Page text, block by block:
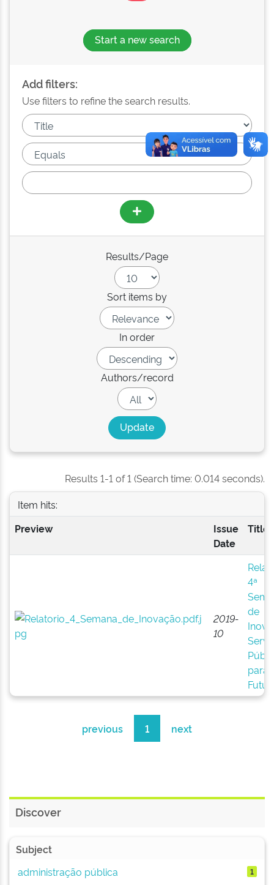
Start a new search
Add filters:
Use filters to refine the search results.
Results/Page
Sort items by
In order
Authors/record
Results 1-1 of 1 (Search time: 0.014 seconds).
Item hits:
Preview
Issue
Date
Title
2019-
10
4ª
de
para
previous 1 next
Discover
Subject
administração pública
1